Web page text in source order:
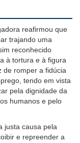
reafirmou que
trajando uma
reconhecido
à tortura e à figura
de romper a fidúcia
tendo em vista
pela dignidade da
humanos e pelo
justa causa pela
e repreender a